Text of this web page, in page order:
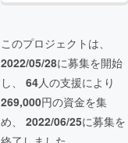
このプロジェクトは、
2022/05/28に募集を開始
し、 64人の支援により
269,000円の資金を集
め、 2022/06/25に募集を